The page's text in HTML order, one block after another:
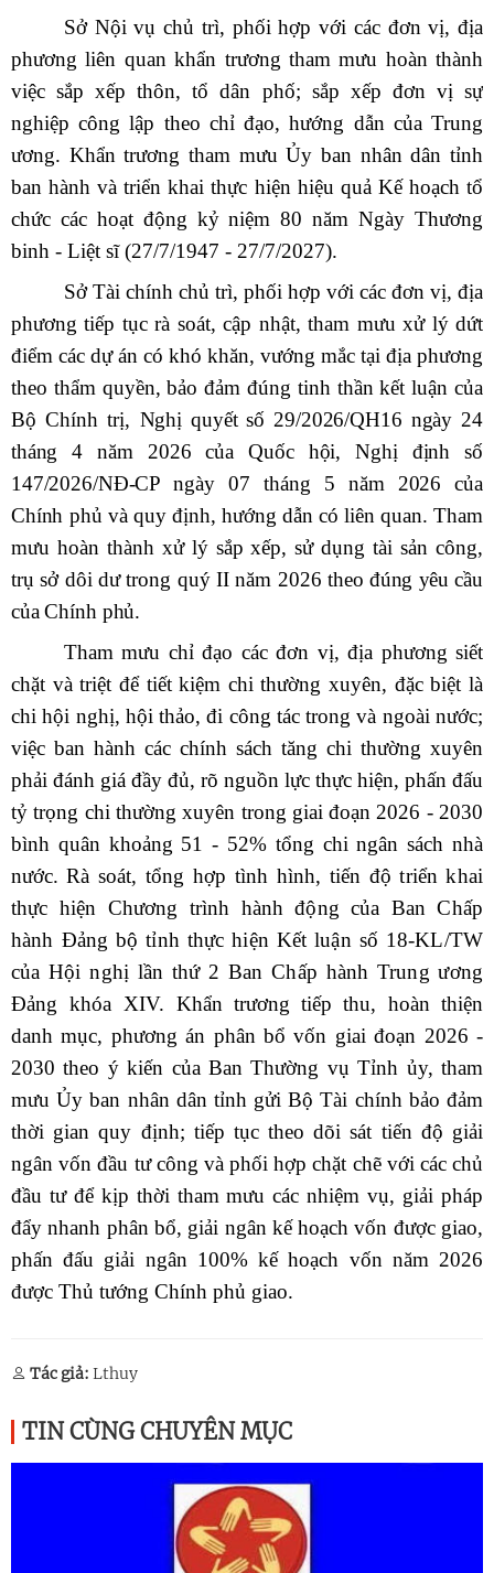
Sở Nội vụ chủ trì, phối hợp với các đơn vị, địa
phương liên quan khẩn trương tham mưu hoàn thành
việc sắp xếp thôn, tổ dân phố; sắp xếp đơn vị sự
nghiệp công lập theo chỉ đạo, hướng dẫn của Trung
ương. Khẩn trương tham mưu Ủy ban nhân dân tỉnh
ban hành và triển khai thực hiện hiệu quả Kế hoạch tổ
chức các hoạt động kỷ niệm 80 năm Ngày Thương
binh - Liệt sĩ (27/7/1947 - 27/7/2027).
Sở Tài chính chủ trì, phối hợp với các đơn vị, địa
phương tiếp tục rà soát, cập nhật, tham mưu xử lý dứt
điểm các dự án có khó khăn, vướng mắc tại địa phương
theo thẩm quyền, bảo đảm đúng tinh thần kết luận của
Bộ Chính trị, Nghị quyết số 29/2026/QH16 ngày 24
tháng 4 năm 2026 của Quốc hội, Nghị định số
147/2026/NĐ-CP ngày 07 tháng 5 năm 2026 của
Chính phủ và quy định, hướng dẫn có liên quan. Tham
mưu hoàn thành xử lý sắp xếp, sử dụng tài sản công,
trụ sở dôi dư trong quý II năm 2026 theo đúng yêu cầu
của Chính phủ.
Tham mưu chỉ đạo các đơn vị, địa phương siết
chặt và triệt để tiết kiệm chi thường xuyên, đặc biệt là
chi hội nghị, hội thảo, đi công tác trong và ngoài nước;
việc ban hành các chính sách tăng chi thường xuyên
phải đánh giá đầy đủ, rõ nguồn lực thực hiện, phấn đấu
tỷ trọng chi thường xuyên trong giai đoạn 2026 - 2030
bình quân khoảng 51 - 52% tổng chi ngân sách nhà
nước. Rà soát, tổng hợp tình hình, tiến độ triển khai
thực hiện Chương trình hành động của Ban Chấp
hành Đảng bộ tỉnh thực hiện Kết luận số 18-KL/TW
của Hội nghị lần thứ 2 Ban Chấp hành Trung ương
Đảng khóa XIV. Khẩn trương tiếp thu, hoàn thiện
danh mục, phương án phân bổ vốn giai đoạn 2026 -
2030 theo ý kiến của Ban Thường vụ Tỉnh ủy, tham
mưu Ủy ban nhân dân tỉnh gửi Bộ Tài chính bảo đảm
thời gian quy định; tiếp tục theo dõi sát tiến độ giải
ngân vốn đầu tư công và phối hợp chặt chẽ với các chủ
đầu tư để kịp thời tham mưu các nhiệm vụ, giải pháp
đẩy nhanh phân bổ, giải ngân kế hoạch vốn được giao,
phấn đấu giải ngân 100% kế hoạch vốn năm 2026
được Thủ tướng Chính phủ giao.
Tác giả: Lthuy
TIN CÙNG CHUYÊN MỤC